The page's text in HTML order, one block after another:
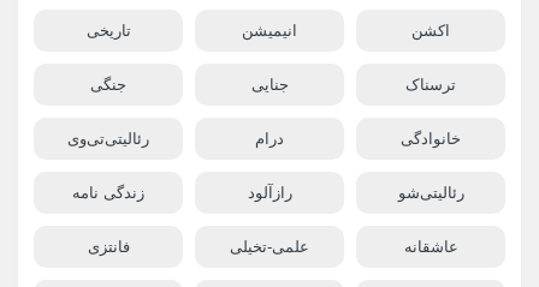
اکشن انیمیشن تاریخی
ترسناک جنایی جنگی
خانوادگی درام رئالیتی‌تی‌وی
رئالیتی‌شو رازآلود زندگی نامه
عاشقانه علمی-تخیلی فانتزی